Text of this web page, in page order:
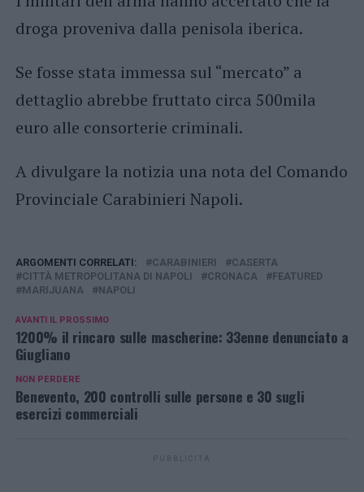
droga proveniva dalla penisola iberica.
Se fosse stata immessa sul “mercato” a
dettaglio abrebbe fruttato circa 500mila
euro alle consorterie criminali.
A divulgare la notizia una nota del Comando
Provinciale Carabinieri Napoli.
ARGOMENTI CORRELATI: CARABINIERI
CASERTA
CITTÀ METROPOLITANA DI NAPOLI
CRONACA
FEATURED
MARIJUANA
NAPOLI
AVANTI IL ​​PROSSIMO
1200% il rincaro sulle mascherine: 33enne denunciato a
Giugliano
NON PERDERE
Benevento, 200 controlli sulle persone e 30 sugli
esercizi commerciali
PUBBLICITÀ